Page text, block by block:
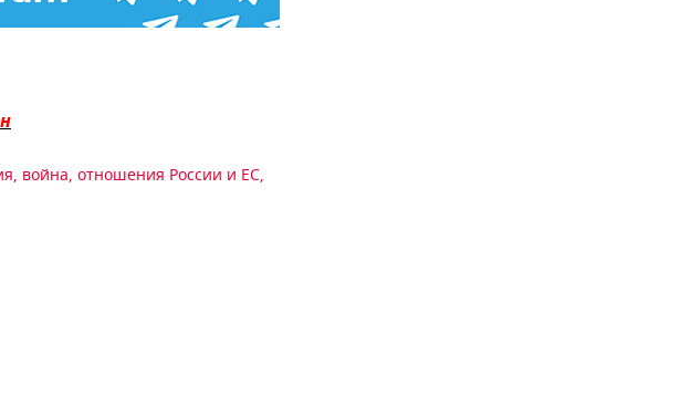
, война, отношения России и ЕС,